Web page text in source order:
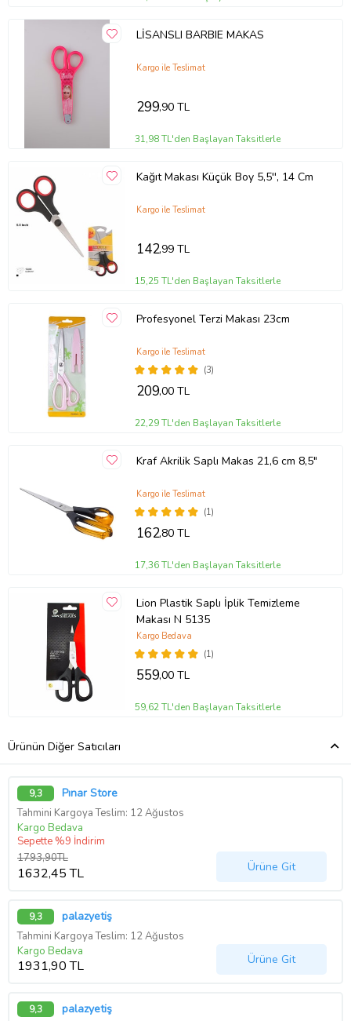
LİSANSLI BARBIE MAKAS
Kargo ile Teslimat
299,90 TL
31,98 TL'den Başlayan Taksitlerle
Kağıt Makası Küçük Boy 5,5'', 14 Cm
Kargo ile Teslimat
142,99 TL
15,25 TL'den Başlayan Taksitlerle
Profesyonel Terzi Makası 23cm
(3)
Kargo ile Teslimat
209,00 TL
22,29 TL'den Başlayan Taksitlerle
Kraf Akrilik Saplı Makas 21,6 cm 8,5"
(1)
Kargo ile Teslimat
162,80 TL
17,36 TL'den Başlayan Taksitlerle
Lion Plastik Saplı İplik Temizleme
Makası N 5135
(1)
Kargo Bedava
559,00 TL
59,62 TL'den Başlayan Taksitlerle
Ürünün Diğer Satıcıları
9,3 Pınar Store
Tahmini Kargoya Teslim: 12 Ağustos
Kargo Bedava
Sepette %9 İndirim
1793,90TL
1632,45 TL Ürüne Git
9,3 palazyetiş
Tahmini Kargoya Teslim: 12 Ağustos
Kargo Bedava
1931,90 TL Ürüne Git
9,3 palazyetiş